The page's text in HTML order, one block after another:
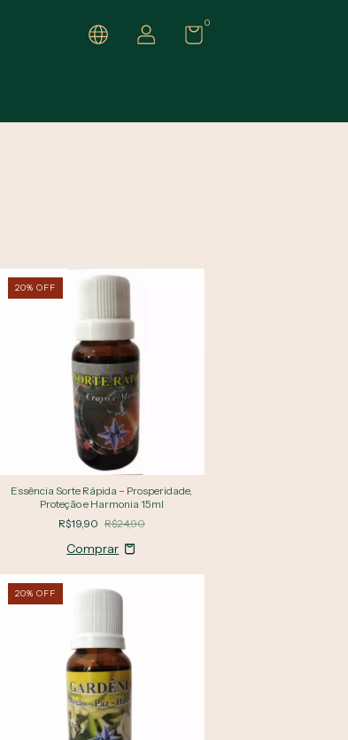
0
20% OFF
Essência Sorte Rápida – Prosperidade,
Proteção e Harmonia 15ml
R$19,90 R$24,90
20% OFF